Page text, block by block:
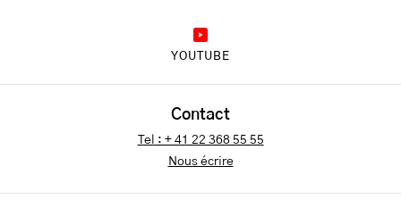
YOUTUBE
Contact
Tel : + 41 22 368 55 55
Nous écrire